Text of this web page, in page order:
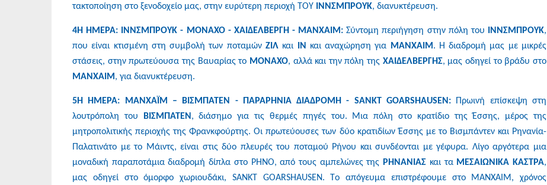
τακτοποίηση στο ξενοδοχείο μας, στην ευρύτερη περιοχή ΤΟΥ
ΙΝΝΣΜΠΡΟΥΚ, διανυκτέρευση.
4Η ΗΜΕΡΑ: ΙΝΝΣΜΠΡΟΥΚ - ΜΟΝΑΧΟ - ΧΑΙΔΕΛΒΕΡΓΗ - ΜΑΝΧΑΙΜ:Σύντομη περιήγηση στην πόλη του ΙΝΝΣΜΠΡΟΥΚ,
που είναι κτισμένη στη συμβολή των ποταμών ΖΙΛκαι ΙΝ και αναχώρηση για ΜΑΝΧΑΙΜ. Η διαδρομή μας με μικρές
στάσεις, στην πρωτεύουσα της Βαυαρίας το ΜΟΝΑΧΟ, αλλά και την πόλη της ΧΑΙΔΕΛΒΕΡΓΗΣ, μας οδηγεί το βράδυ στο
ΜΑΝΧΑΙΜ, για διανυκτέρευση.
5Η ΗΜΕΡΑ: ΜΑΝΧΑΪΜ – ΒΙΣΜΠΑΤΕΝ - ΠΑΡΑΡΗΝΙΑ ΔΙΑΔΡΟΜΗ - SΑΝΚΤ GOARSHAUSEN: Πρωινή επίσκεψη στη
λουτρόπολη του
ΒΙΣΜΠΑΤΕΝ , διάσημο για τις θερμές πηγές του. Μια πόλη στο κρατίδιο της Έσσης, μέρος της
μητροπολιτικής περιοχής της Φρανκφούρτης. Οι πρωτεύουσες των δύο κρατιδίων Έσσης με το Βισμπάντεν και Ρηνανία-
Παλατινάτο με το Μάιντς, είναι στις δύο πλευρές του ποταμού Ρήνου και συνδέονται με γέφυρα. Λίγο αργότερα μια
μοναδική παραποτάμια διαδρομή δίπλα στο ΡΗΝΟ, από τους αμπελώνες της ΡΗΝΑΝΙΑΣ και τα ΜΕΣΑΙΩΝΙΚΑ ΚΑΣΤΡΑ,
μας οδηγεί στο όμορφο χωριουδάκι, SANKT GOARSHAUSEN. Tο απόγευμα επιστρέφουμε στο ΜΑΝΧΑΙΜ, χρόνος